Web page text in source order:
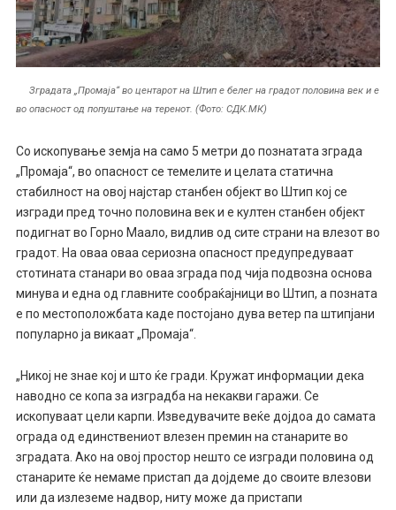
Зградата „Промаја“ во центарот на Штип е белег на градот половина век и е
во опасност од попуштање на теренот. (Фото: СДК.МК)
Со ископување земја на само 5 метри до познатата зграда
„Промаја“, во опасност се темелите и целата статична
стабилност на овој најстар станбен објект во Штип кој се
изгради пред точно половина век и е култен станбен објект
подигнат во Горно Маало, видлив од сите страни на влезот во
градот. На оваа оваа сериозна опасност предупредуваат
стотината станари во оваа зграда под чија подвозна основа
минува и една од главните сообраќајници во Штип, а позната
е по местоположбата каде постојано дува ветер па штипјани
популарно ја викаат „Промаја“.
„Никој не знае кој и што ќе гради. Кружат информации дека
наводно се копа за изградба на некакви гаражи. Се
ископуваат цели карпи. Изведувачите веќе дојдоа до самата
ограда од единствениот влезен премин на станарите во
зградата. Ако на овој простор нешто се изгради половина од
станарите ќе немаме пристап да дојдеме до своите влезови
или да излеземе надвор, ниту може да пристапи